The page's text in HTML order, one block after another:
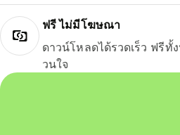
ฟรี ไม่มีโฆษณา
ดาวน์โหลดได้รวดเร็ว ฟรี
วนใจ